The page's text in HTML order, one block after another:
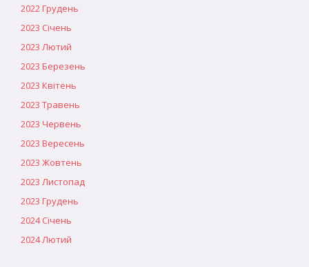
2022 Грудень
2023 Січень
2023 Лютий
2023 Березень
2023 Квітень
2023 Травень
2023 Червень
2023 Вересень
2023 Жовтень
2023 Листопад
2023 Грудень
2024 Січень
2024 Лютий